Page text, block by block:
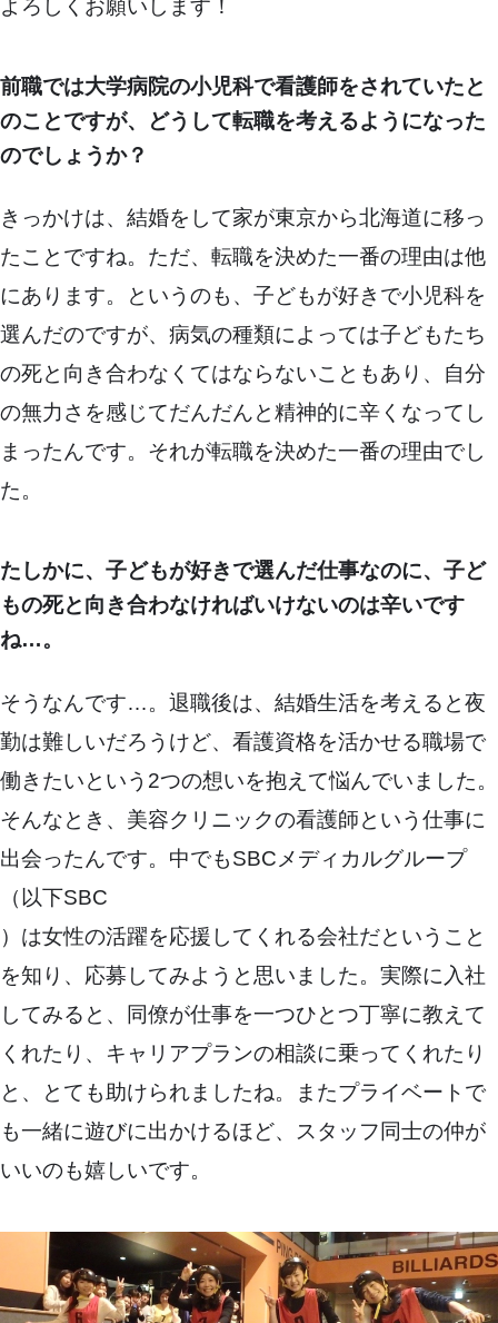
よろしくお願いします！
前職では大学病院の小児科で看護師をされていたと
のことですが、どうして転職を考えるようになった
のでしょうか？
きっかけは、結婚をして家が東京から北海道に移っ
たことですね。ただ、転職を決めた一番の理由は他
にあります。というのも、子どもが好きで小児科を
選んだのですが、病気の種類によっては子どもたち
の死と向き合わなくてはならないこともあり、自分
の無力さを感じてだんだんと精神的に辛くなってし
まったんです。それが転職を決めた一番の理由でし
た。
たしかに、子どもが好きで選んだ仕事なのに、子ど
もの死と向き合わなければいけないのは辛いです
ね…。
そうなんです…。退職後は、結婚生活を考えると夜
勤は難しいだろうけど、看護資格を活かせる職場で
働きたいという2つの想いを抱えて悩んでいました。
そんなとき、美容クリニックの看護師という仕事に
出会ったんです。中でもSBCメディカルグループ
（以下SBC
）は女性の活躍を応援してくれる会社だということ
を知り、応募してみようと思いました。実際に入社
してみると、同僚が仕事を一つひとつ丁寧に教えて
くれたり、キャリアプランの相談に乗ってくれたり
と、とても助けられましたね。またプライベートで
も一緒に遊びに出かけるほど、スタッフ同士の仲が
いいのも嬉しいです。